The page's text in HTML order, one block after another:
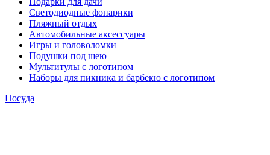
Светодиодные фонарики
Пляжный отдых
Автомобильные аксессуары
Игры и головоломки
Подушки под шею
Мультитулы с логотипом
Наборы для пикника и барбекю с логотипом
Посуда